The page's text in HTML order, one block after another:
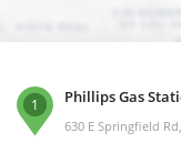
1 Phillips Gas
630 E Springfield